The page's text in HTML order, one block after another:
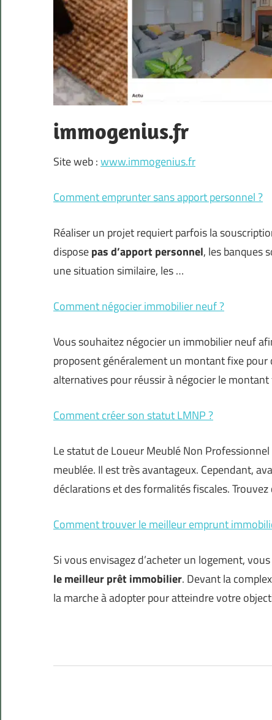
immogenius.fr
Site web :www.immogenius.fr
Comment emprunter sans apport personnel ?
Réaliser un projet requiert parfois la
disposepas d’apport personnel, les banques
une situation similaire, les …
Comment négocier immobilier neuf ?
Vous souhaitez négocier un immobilier neuf
proposent généralement un montant fixe
alternatives pour réussir à négocier le
Comment créer son statut LMNP ?
Le statut de Loueur Meublé Non
meublée. Il est très avantageux. Cependant,
déclarations et des formalités fiscales.
Comment trouver le meilleur emprunt
Si vous envisagez d’acheter un logement,
le meilleur prêt immobilier. Devant la
la marche à adopter pour atteindre votre